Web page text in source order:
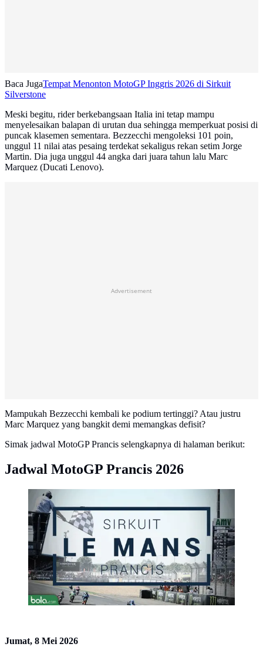
Baca JugaTempat Menonton MotoGP Inggris 2026 di Sirkuit
Silverstone
Meski begitu, rider berkebangsaan Italia ini tetap mampu
menyelesaikan balapan di urutan dua sehingga memperkuat posisi di
puncak klasemen sementara. Bezzecchi mengoleksi 101 poin,
unggul 11 nilai atas pesaing terdekat sekaligus rekan setim Jorge
Martin. Dia juga unggul 44 angka dari juara tahun lalu Marc
Marquez (Ducati Lenovo).
Advertisement
Mampukah Bezzecchi kembali ke podium tertinggi? Atau justru
Marc Marquez yang bangkit demi memangkas defisit?
Simak jadwal MotoGP Prancis selengkapnya di halaman berikut:
Jadwal MotoGP Prancis 2026
MotoGP_Sirkuit Le Mans_Prancis
(Bola.com/Adreanus Titus)
Jumat, 8 Mei 2026